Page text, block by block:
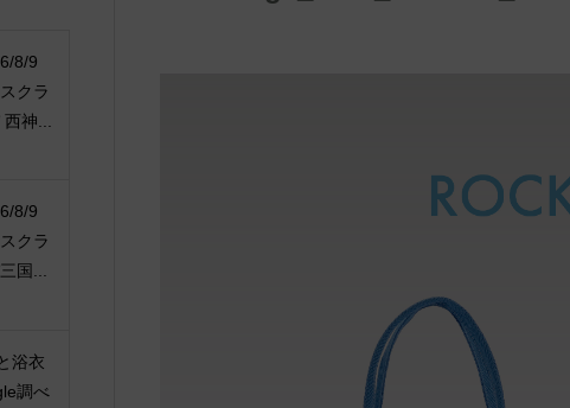
8/9
クラ
神...
8/9
クラ
国...
浴衣
調べ